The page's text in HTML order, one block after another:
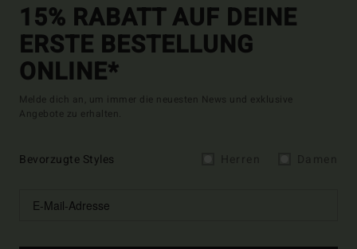
15% RABATT AUF DEINE
ERSTE BESTELLUNG
ONLINE*
Melde dich an, um immer die neuesten News und exklusive
Angebote zu erhalten.
Bevorzugte Styles